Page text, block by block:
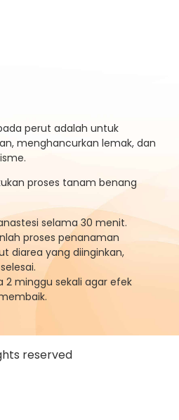
perut adalah untuk
menghancurkan lemak, dan
proses tanam benang
selama 30 menit.
proses penanaman
diarea yang diinginkan,
2 minggu sekali agar efek
reserved